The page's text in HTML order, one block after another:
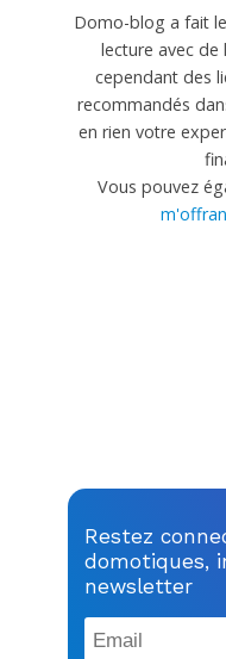
Domo-blog a fait
lecture avec de
cependant des
recommandés
en rien votre
Vous pouvez
Restez
domotiques,
newsletter